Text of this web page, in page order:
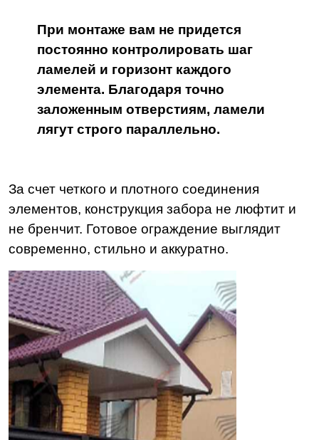
При монтаже вам не придется
постоянно контролировать шаг
ламелей и горизонт каждого
элемента. Благодаря точно
заложенным отверстиям, ламели
лягут строго параллельно.
За счет четкого и плотного соединения
элементов, конструкция забора не люфтит и
не бренчит. Готовое ограждение выглядит
современно, стильно и аккуратно.